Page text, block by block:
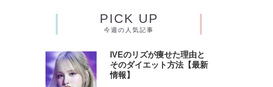
PICK UP
今週の人気記事
IVEのリズが痩せた理由と
そのダイエット方法【最新
情報】